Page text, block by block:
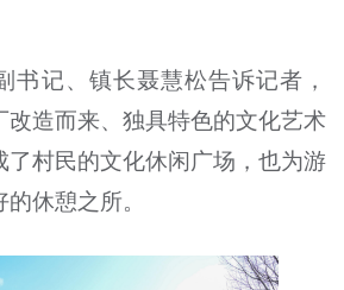
书记、镇长聂慧松告诉记者，
改造而来、独具特色的文化艺术
了村民的文化休闲广场，也为游
休憩之所。